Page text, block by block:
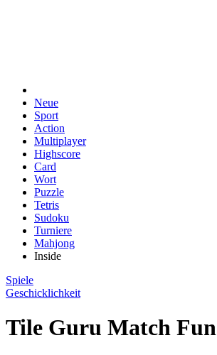
Neue
Sport
Action
Multiplayer
Highscore
Card
Wort
Puzzle
Tetris
Sudoku
Turniere
Mahjong
Inside
Spiele
Geschicklichkeit
Tile Guru Match Fun